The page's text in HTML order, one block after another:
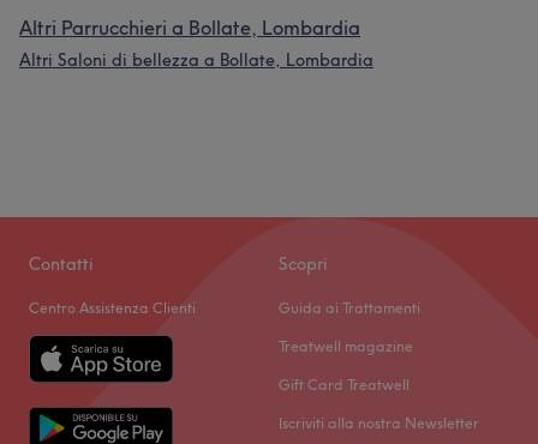
Altri Parrucchieri a Bollate, Lombardia
Altri Saloni di bellezza a Bollate, Lombardia
Contatti
Centro Assistenza Clienti
Scopri
Guida ai Trattamenti
Treatwell magazine
Gift Card Treatwell
Iscriviti alla nostra Newsletter